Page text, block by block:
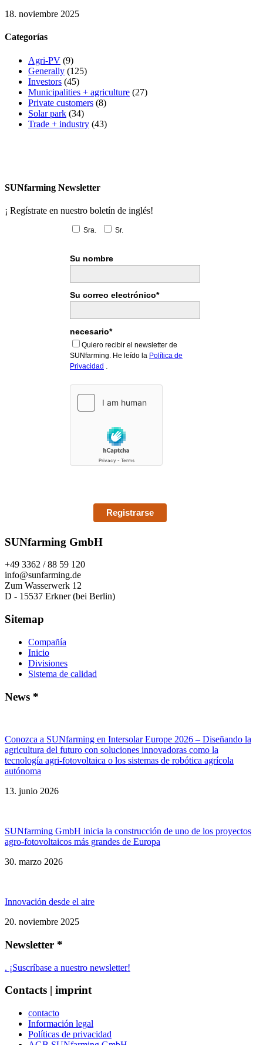
18. noviembre 2025
Categorías
Agri-PV (9)
Generally (125)
Investors (45)
Municipalities + agriculture (27)
Private customers (8)
Solar park (34)
Trade + industry (43)
SUNfarming Newsletter
¡ Regístrate en nuestro boletín de inglés!
Sra. Sr.
Su nombre
Su correo electrónico*
necesario*
Quiero recibir el newsletter de
SUNfarming. He leído la Política de
Privacidad
Registrarse
SUNfarming GmbH
+49 3362 / 88 59 120
info@sunfarming.de
Zum Wasserwerk 12
D - 15537 Erkner (bei Berlin)
Sitemap
Compañía
Inicio
Divisiones
Sistema de calidad
News *
Conozca a SUNfarming en Intersolar Europe 2026 – Diseñando la
agricultura del futuro con soluciones innovadoras como la
tecnología agri-fotovoltaica o los sistemas de robótica agrícola
autónoma
13. junio 2026
SUNfarming GmbH inicia la construcción de uno de los proyectos
agro-fotovoltaicos más grandes de Europa
30. marzo 2026
Innovación desde el aire
20. noviembre 2025
Newsletter *
. ¡Suscríbase a nuestro newsletter!
Contacts | imprint
contacto
Información legal
Políticas de privacidad